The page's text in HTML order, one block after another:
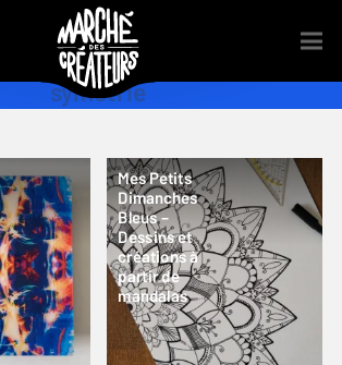
symetrie
Mes Petits
Dimanches
Bleus –
Dessins et
créations à
partir de
mandalas